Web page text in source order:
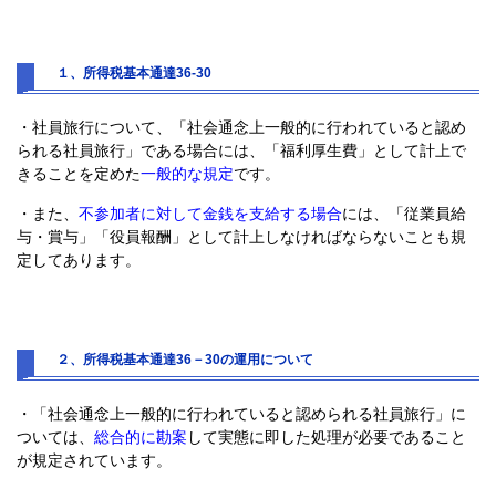
１、所得税基本通達36-30
・社員旅行について、「社会通念上一般的に行われていると認め
られる社員旅行」である場合には、「福利厚生費」として計上で
きることを定めた一般的な規定です。
・また、 不参加者に対して金銭を支給する場合には、「従業員給
与・賞与」「役員報酬」として計上しなければならないことも規
定してあります。
２、所得税基本通達36－30の運用について
・「社会通念上一般的に行われていると認められる社員旅行」に
ついては、 総合的に勘案 して実態に即した処理が必要であること
が規定されています。